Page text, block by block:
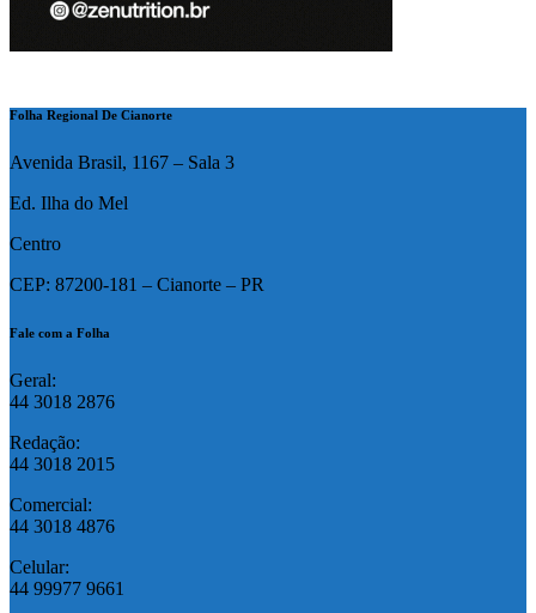
Folha Regional De Cianorte
Avenida Brasil, 1167 – Sala 3
Ed. Ilha do Mel
Centro
CEP: 87200-181 – Cianorte – PR
Fale com a Folha
Geral:
44 3018 2876
Redação:
44 3018 2015
Comercial:
44 3018 4876
Celular:
44 99977 9661